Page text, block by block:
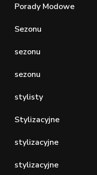
Porady Modowe
Sezonu
sezonu
sezonu
stylisty
Stylizacyjne
stylizacyjne
stylizacyjne